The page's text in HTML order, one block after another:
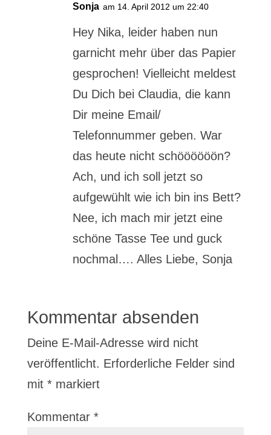
Sonja am 14. April 2012 um 22:40
Hey Nika, leider haben nun
garnicht mehr über das Papier
gesprochen! Vielleicht meldest
Du Dich bei Claudia, die kann
Dir meine Email/
Telefonnummer geben. War
das heute nicht schöööööön?
Ach, und ich soll jetzt so
aufgewühlt wie ich bin ins Bett?
Nee, ich mach mir jetzt eine
schöne Tasse Tee und guck
nochmal…. Alles Liebe, Sonja
Kommentar absenden
Deine E-Mail-Adresse wird nicht
veröffentlicht. Erforderliche Felder sind
mit *markiert
Kommentar *